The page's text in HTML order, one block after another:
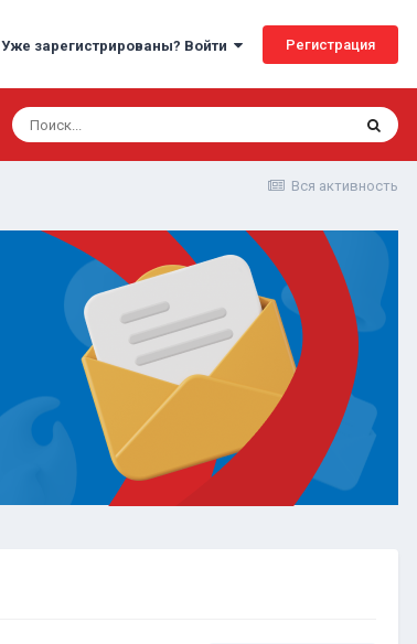
Уже зарегистрированы? Войти Регистрация
Вся активность